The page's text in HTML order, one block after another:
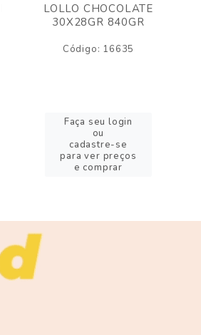
LOLLO CHOCOLATE
30X28GR 840GR
Código: 16635
Faça seu login
ou
cadastre-se
para ver preços
e comprar